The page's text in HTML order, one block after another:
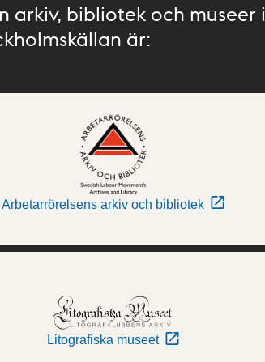
arkiv, bibliotek och museer i
är:
Arbetarrörelsens arkiv och bibliotek
Litografiska museet